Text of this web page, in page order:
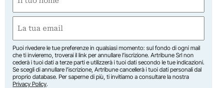
(Required)
First
(Required)
Puoi rivedere le tue preferenze in qualsiasi momento: sul fondo di ogni mail
che ti invieremo, troverai il link per annullare l’iscrizione. Artribune Srl non
cederà i tuoi dati a terze parti e utilizzerà i tuoi dati secondo le tue indicazioni.
Se scegli di annullare l’iscrizione, Artribune cancellerà i tuoi dati personali dal
proprio database. Per saperne di più, ti invitiamo a consultare la nostra
Privacy Policy.